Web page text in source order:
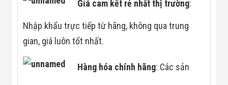
Giá cam kết rẻ nhất thị trường:
Nhập khẩu trực tiếp từ hãng, không qua trung
gian, giá luôn tốt nhất.
Hàng hóa chính hãng: Các sản